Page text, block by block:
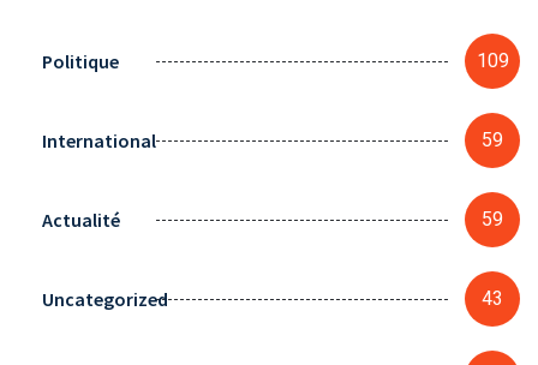
Politique 109
International 59
Actualité 59
Uncategorized 43